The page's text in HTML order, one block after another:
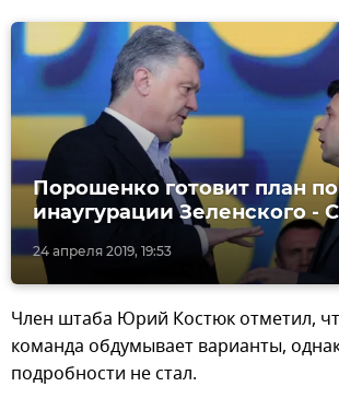
24 апреля 2019, 19:53
Порошенко готовит план
инаугурации Зеленского -
Член штаба Юрий Костюк отметил,
команда обдумывает варианты,
подробности не стал.